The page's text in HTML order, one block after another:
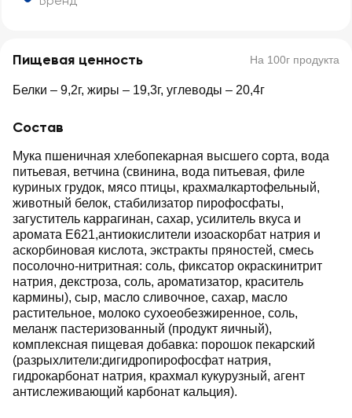
Пищевая ценность На 100г продукта
Белки – 9,2г, жиры – 19,3г, углеводы – 20,4г
Состав
Мука пшеничная хлебопекарная высшего сорта, вода
питьевая, ветчина (свинина, вода питьевая, филе
куриных грудок, мясо птицы, крахмалкартофельный,
животный белок, стабилизатор пирофосфаты,
загуститель каррагинан, сахар, усилитель вкуса и
аромата Е621,антиокислители изоаскорбат натрия и
аскорбиновая кислота, экстракты пряностей, смесь
посолочно-нитритная: соль, фиксатор окраскинитрит
натрия, декстроза, соль, ароматизатор, краситель
кармины), сыр, масло сливочное, сахар, масло
растительное, молоко сухоеобезжиренное, соль,
меланж пастеризованный (продукт яичный),
комплексная пищевая добавка: порошок пекарский
(разрыхлители:дигидропирофосфат натрия,
гидрокарбонат натрия, крахмал кукурузный, агент
антислеживающий карбонат кальция).